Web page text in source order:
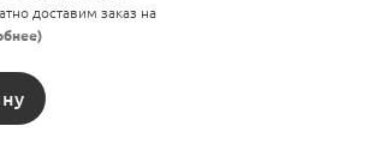
доставим заказ на